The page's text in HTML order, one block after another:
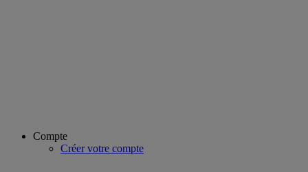
Compte
Créer votre compte